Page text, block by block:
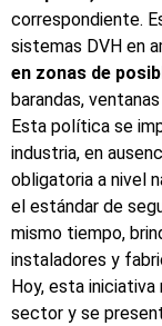
correspondiente.
sistemas DVH en
en zonas de
barandas,
Esta política se
industria, en
obligatoria a nivel
el estándar de
mismo tiempo,
instaladores y
Hoy, esta
sector y se